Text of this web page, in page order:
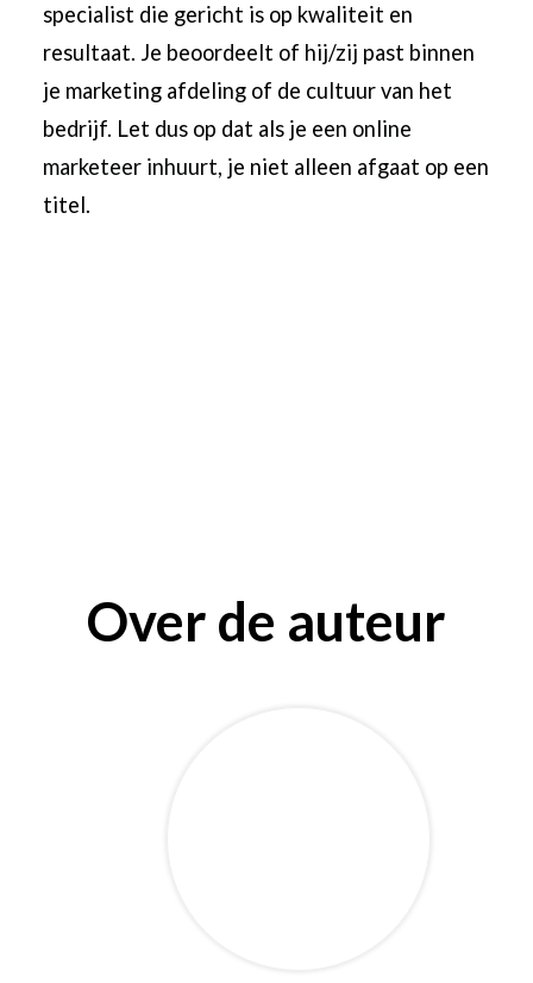
specialist die gericht is op kwaliteit en
resultaat. Je beoordeelt of hij/zij past binnen
je marketing afdeling of de cultuur van het
bedrijf. Let dus op dat als je een online
marketeer inhuurt, je niet alleen afgaat op een
titel.
Over de auteur